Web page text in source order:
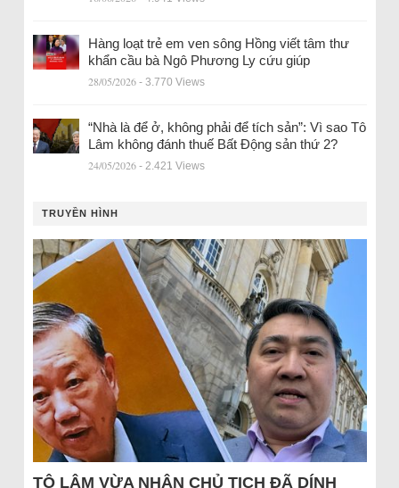
Hàng loạt trẻ em ven sông Hồng viết tâm thư
khẩn cầu bà Ngô Phương Ly cứu giúp
28/05/2026 - 3.770 Views
“Nhà là để ở, không phải để tích sản”: Vì sao Tô
Lâm không đánh thuế Bất Động sản thứ 2?
24/05/2026 - 2.421 Views
TRUYỀN HÌNH
TÔ LÂM VỪA NHẬN CHỦ TỊCH ĐÃ DÍNH